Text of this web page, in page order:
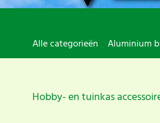
Alle categorieën Aluminium
Hobby- en tuinkas